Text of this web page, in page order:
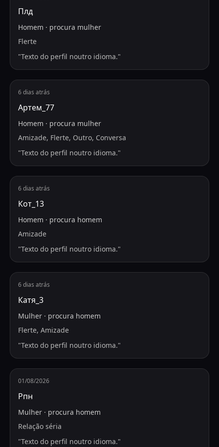
Плд
Homem · procura mulher
Flerte
"Texto do perfil noutro idioma."
6 dias atrás
Артем_77
Homem · procura mulher
Amizade, Flerte, Outro, Conversa
"Texto do perfil noutro idioma."
6 dias atrás
Кот_13
Homem · procura homem
Amizade
"Texto do perfil noutro idioma."
6 dias atrás
Катя_3
Mulher · procura homem
Flerte, Amizade
"Texto do perfil noutro idioma."
01/08/2026
Рпн
Mulher · procura homem
Relação séria
"Texto do perfil noutro idioma."